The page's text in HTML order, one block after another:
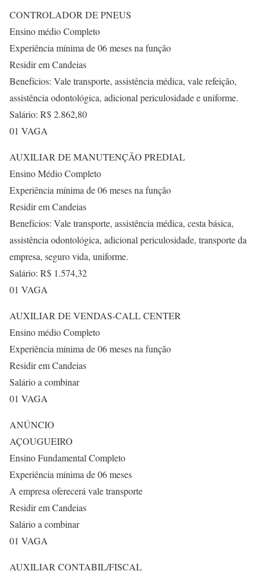
CONTROLADOR DE PNEUS
Ensino médio Completo
Experiência mínima de 06 meses na função
Residir em Candeias
Benefícios: Vale transporte, assistência médica, vale refeição,
assistência odontológica, adicional periculosidade e uniforme.
Salário: R$ 2.862,80
01 VAGA
AUXILIAR DE MANUTENÇÃO PREDIAL
Ensino Médio Completo
Experiência mínima de 06 meses na função
Residir em Candeias
Benefícios: Vale transporte, assistência médica, cesta básica,
assistência odontológica, adicional periculosidade, transporte da
empresa, seguro vida, uniforme.
Salário: R$ 1.574,32
01 VAGA
AUXILIAR DE VENDAS-CALL CENTER
Ensino médio Completo
Experiência mínima de 06 meses na função
Residir em Candeias
Salário a combinar
01 VAGA
ANÚNCIO
AÇOUGUEIRO
Ensino Fundamental Completo
Experiência mínima de 06 meses
A empresa oferecerá vale transporte
Residir em Candeias
Salário a combinar
01 VAGA
AUXILIAR CONTABIL/FISCAL